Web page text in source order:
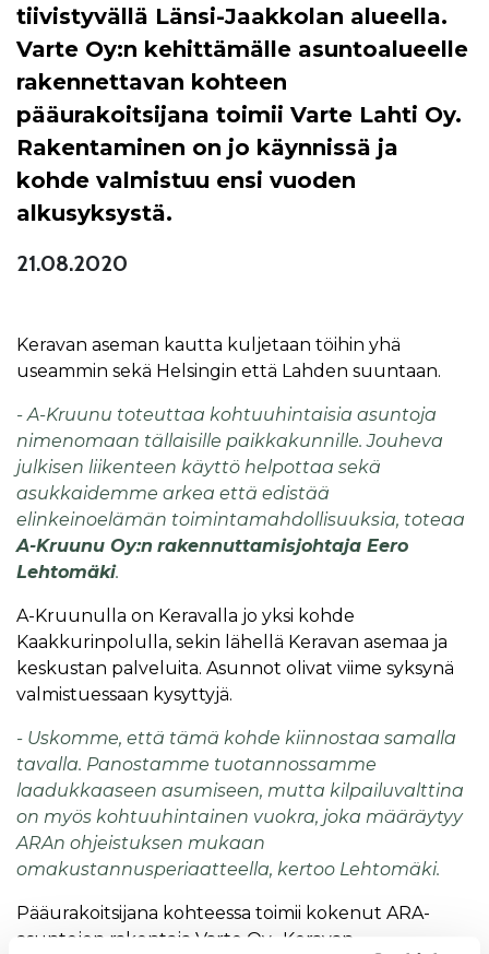
tiivistyvällä Länsi-Jaakkolan alueella.
Varte Oy:n kehittämälle asuntoalueelle
rakennettavan kohteen
pääurakoitsijana toimii Varte Lahti Oy.
Rakentaminen on jo käynnissä ja
kohde valmistuu ensi vuoden
alkusyksystä.
21.08.2020
Keravan aseman kautta kuljetaan töihin yhä
useammin sekä Helsingin että Lahden suuntaan.
- A-Kruunu toteuttaa kohtuuhintaisia asuntoja
nimenomaan tällaisille paikkakunnille. Jouheva
julkisen liikenteen käyttö helpottaa sekä
asukkaidemme arkea että edistää
elinkeinoelämän toimintamahdollisuuksia, toteaa
A-Kruunu Oy:n rakennuttamisjohtaja Eero
Lehtomäki.
A-Kruunulla on Keravalla jo yksi kohde
Kaakkurinpolulla, sekin lähellä Keravan asemaa ja
keskustan palveluita. Asunnot olivat viime syksynä
valmistuessaan kysyttyjä.
- Uskomme, että tämä kohde kiinnostaa samalla
tavalla. Panostamme tuotannossamme
laadukkaaseen asumiseen, mutta kilpailuvalttina
on myös kohtuuhintainen vuokra, joka määräytyy
ARAn ohjeistuksen mukaan
omakustannusperiaatteella, kertoo Lehtomäki.
Pääurakoitsijana kohteessa toimii kokenut ARA-
asuntojen rakentaja Varte Oy. Keravan